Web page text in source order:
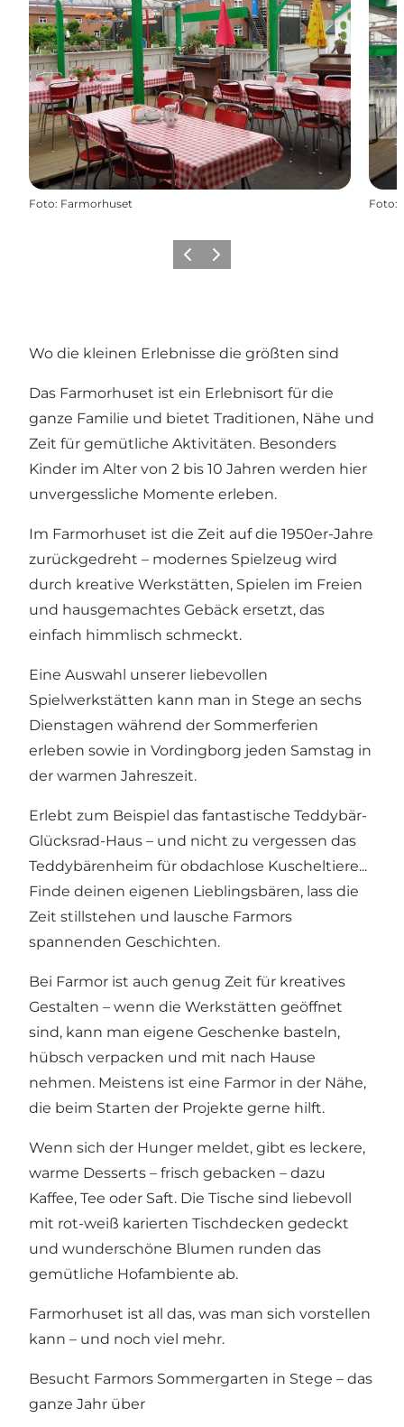
Foto: Farmorhuset Foto:
ZurückWeiter
Wo die kleinen Erlebnisse die größten sind
Das Farmorhuset ist ein Erlebnisort für die
ganze Familie und bietet Traditionen, Nähe und
Zeit für gemütliche Aktivitäten. Besonders
Kinder im Alter von 2 bis 10 Jahren werden hier
unvergessliche Momente erleben.
Im Farmorhuset ist die Zeit auf die 1950er-Jahre
zurückgedreht – modernes Spielzeug wird
durch kreative Werkstätten, Spielen im Freien
und hausgemachtes Gebäck ersetzt, das
einfach himmlisch schmeckt.
Eine Auswahl unserer liebevollen
Spielwerkstätten kann man in Stege an sechs
Dienstagen während der Sommerferien
erleben sowie in Vordingborg jeden Samstag in
der warmen Jahreszeit.
Erlebt zum Beispiel das fantastische Teddybär-
Glücksrad-Haus – und nicht zu vergessen das
Teddybärenheim für obdachlose Kuscheltiere...
Finde deinen eigenen Lieblingsbären, lass die
Zeit stillstehen und lausche Farmors
spannenden Geschichten.
Bei Farmor ist auch genug Zeit für kreatives
Gestalten – wenn die Werkstätten geöffnet
sind, kann man eigene Geschenke basteln,
hübsch verpacken und mit nach Hause
nehmen. Meistens ist eine Farmor in der Nähe,
die beim Starten der Projekte gerne hilft.
Wenn sich der Hunger meldet, gibt es leckere,
warme Desserts – frisch gebacken – dazu
Kaffee, Tee oder Saft. Die Tische sind liebevoll
mit rot-weiß karierten Tischdecken gedeckt
und wunderschöne Blumen runden das
gemütliche Hofambiente ab.
Farmorhuset ist all das, was man sich vorstellen
kann – und noch viel mehr.
Besucht Farmors Sommergarten in Stege – das
ganze Jahr über